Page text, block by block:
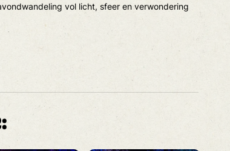
vol licht, sfeer en verwondering